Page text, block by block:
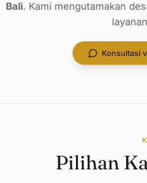
Bali. Kami mengutamakan
layanan
Konsultasi
Pilihan